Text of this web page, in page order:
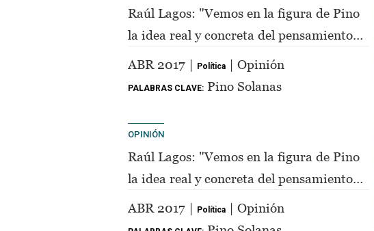
Raúl Lagos: "Vemos en la figura de Pino
la idea real y concreta del pensamiento
de Perón"
ABR 2017 | Política | Opinión
PALABRAS CLAVE: Pino Solanas
OPINIÓN
Raúl Lagos: "Vemos en la figura de Pino
la idea real y concreta del pensamiento
de Perón"
ABR 2017 | Política | Opinión